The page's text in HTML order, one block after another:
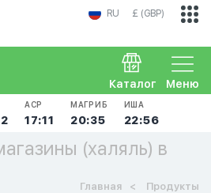
RU £ (GBP)
Меню
Каталог
АСР
17:11
МАГРИБ
20:35
ИША
22:56
(халяль) в
Главная Продукты